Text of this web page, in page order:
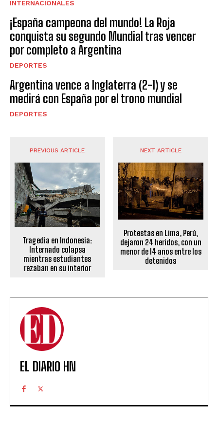
INTERNACIONALES
¡España campeona del mundo! La Roja
conquista su segundo Mundial tras vencer
por completo a Argentina
DEPORTES
Argentina vence a Inglaterra (2-1) y se
medirá con España por el trono mundial
DEPORTES
PREVIOUS ARTICLE
Tragedia en Indonesia:
Internado colapsa
mientras estudiantes
rezaban en su interior
NEXT ARTICLE
Protestas en Lima, Perú,
dejaron 24 heridos, con un
menor de 14 años entre los
detenidos
EL DIARIO HN